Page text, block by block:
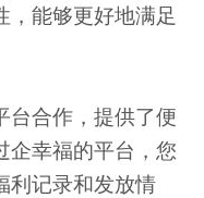
，能够更好地满足
台合作，提供了便
企幸福的平台，您
利记录和发放情